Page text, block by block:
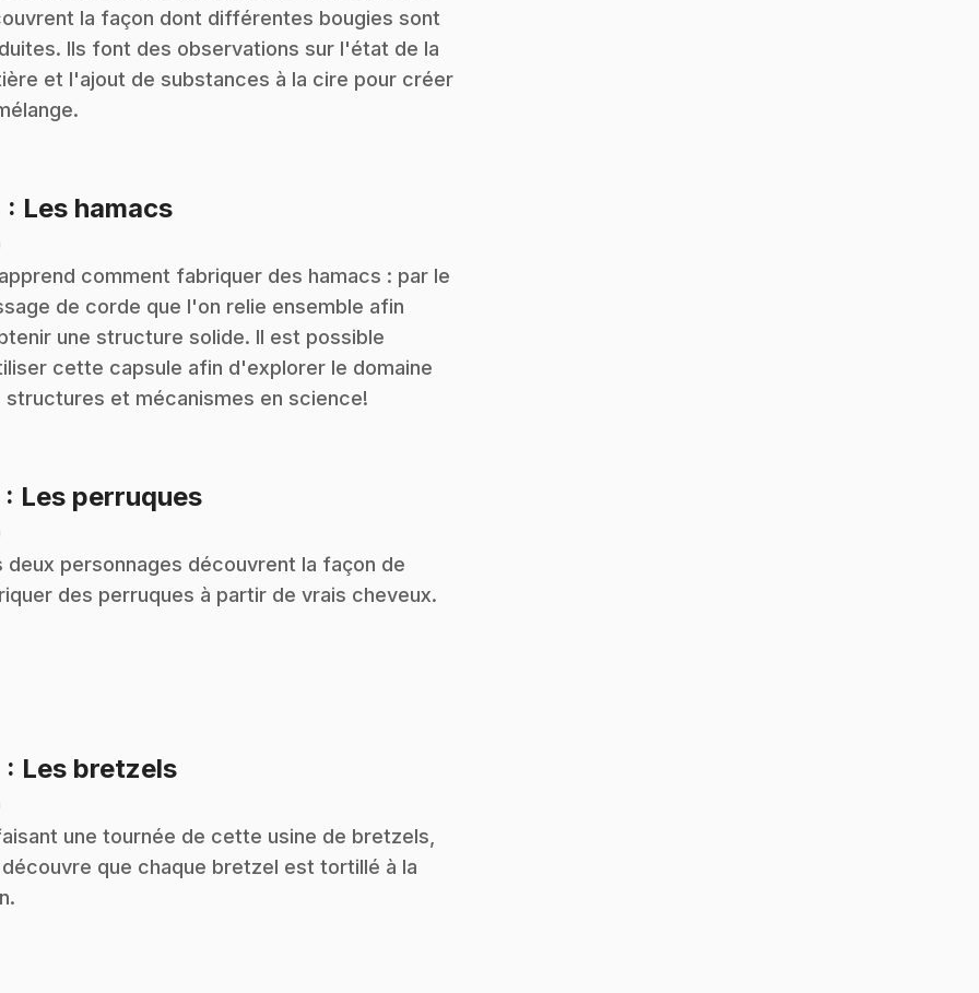
la façon dont différentes bougies sont
Ils font des observations sur l'état de la
et l'ajout de substances à la cire pour créer
: Les hamacs.
comment fabriquer des hamacs : par le
de corde que l'on relie ensemble afin
une structure solide. Il est possible
cette capsule afin d'explorer le domaine
structures et mécanismes en science!
: Les perruques.
deux personnages découvrent la façon de
des perruques à partir de vrais cheveux.
: Les bretzels.
une tournée de cette usine de bretzels,
découvre que chaque bretzel est tortillé à la